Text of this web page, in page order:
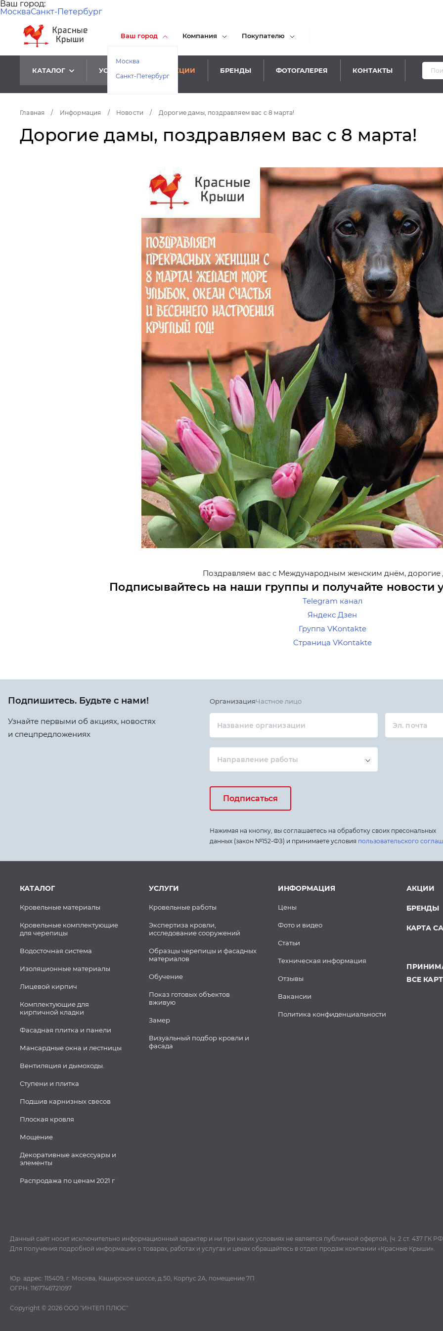
Ваш город:
МоскваСанкт-Петербург
Ваш город
Москва
Санкт-Петербург
Компания Покупателю
КАТАЛОГ УСЛУГИ АКЦИИ БРЕНДЫ ФОТОГАЛЕРЕЯ КОНТАКТЫ
Главная / Информация / Новости / Дорогие дамы, поздравляем вас с 8 марта!
Дорогие дамы, поздравляем вас с 8 марта!
Поздравляем вас с Международным женским днём,
Подписывайтесь на наши группы и получайте новости
Telegram канал
Яндекс Дзен
Группа VKontakte
Страница VKontakte
Подпишитесь. Будьте с нами!
Узнайте первыми об акциях, новостях
и спецпредложениях
ОрганизацияЧастное лицо
Название организации Эл. почта
Направление работы
Подписаться
Нажимая на кнопку, вы соглашаетесь на обработку своих пресональных
данных (закон №152-ФЗ) и принимаете условия пользовательского
КАТАЛОГ
Кровельные материалы
Кровельные комплектующие
для черепицы
Водосточная система
Изоляционные материалы
Лицевой кирпич
Комплектующие для
кирпичной кладки
Фасадная плитка и панели
Мансардные окна и лестницы
Вентиляция и дымоходы.
Ступени и плитка
Подшив карнизных свесов
Плоская кровля
Мощение
Декоративные аксессуары и
элементы
Распродажа по ценам 2021 г
УСЛУГИ
Кровельные работы
Экспертиза кровли,
исследование сооружений
Образцы черепицы и фасадных
материалов
Обучение
Показ готовых объектов
вживую
Замер
Визуальный подбор кровли и
фасада
ИНФОРМАЦИЯ
Цены
Фото и видео
Статьи
Техническая информация
Отзывы
Вакансии
Политика конфиденциальности
АКЦИИ
БРЕНДЫ
КАРТА
ВСЕ
Данный сайт носит исключительно информационный характер и ни при каких условиях не является публичной офертой, (ч. 2 ст. 437 ГК
Для получения подробной информации о товарах, работах и услугах и ценах обращайтесь в отдел продаж компании «Красные Крыши».
Юр. адрес: 115409, г. Москва, Каширское шоссе, д.50, Корпус 2А, помещение 7П
ОГРН: 1167746721097
Copyright © 2026 ООО "ИНТЕП ПЛЮС"